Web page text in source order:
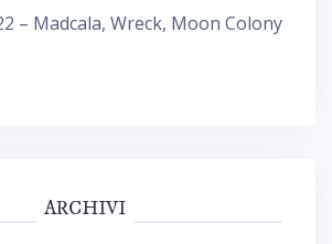
– Madcala, Wreck, Moon Colony
ARCHIVI